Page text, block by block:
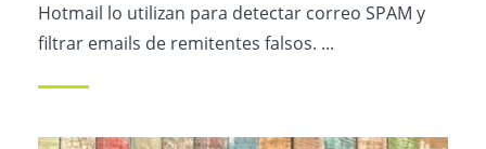
Hotmail lo utilizan para detectar correo SPAM y
filtrar emails de remitentes falsos. ...